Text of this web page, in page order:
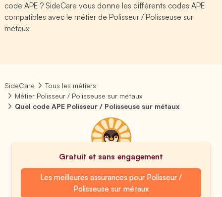
code APE ? SideCare vous donne les différents codes APE
compatibles avec le métier de Polisseur / Polisseuse sur
métaux
SideCare
Tous les métiers
Métier Polisseur / Polisseuse sur métaux
Quel code APE Polisseur / Polisseuse sur métaux
Gratuit et sans engagement
Les meilleures assurances pour Polisseur /
Polisseuse sur métaux